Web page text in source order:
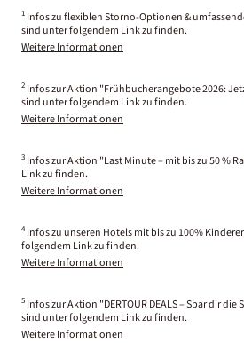
1 Infos zu flexiblen Storno-Optionen &
sind unter folgendem Link zu finden.
Weitere Informationen
2 Infos zur Aktion "Frühbucherangebote 2026:
sind unter folgendem Link zu finden.
Weitere Informationen
3 Infos zur Aktion "Last Minute – mit bis zu 50 %
Link zu finden.
Weitere Informationen
4 Infos zu unseren Hotels mit bis zu 100%
folgendem Link zu finden.
Weitere Informationen
5 Infos zur Aktion "DERTOUR DEALS – Spar dir die
sind unter folgendem Link zu finden.
Weitere Informationen